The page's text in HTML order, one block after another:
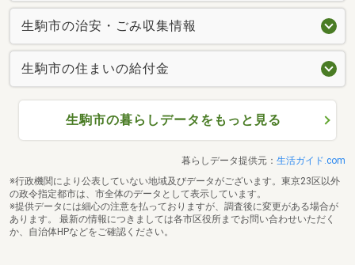
生駒市の治安・ごみ収集情報
生駒市の住まいの給付金
生駒市の暮らしデータをもっと見る
暮らしデータ提供元： 生活ガイド.com
※行政機関により公表していない地域及びデータがございます。東京23区以外
の政令指定都市は、市全体のデータとして表示しています。
※提供データには細心の注意を払っておりますが、調査後に変更がある場合が
あります。 最新の情報につきましては各市区役所までお問い合わせいただく
か、自治体HPなどをご確認ください。